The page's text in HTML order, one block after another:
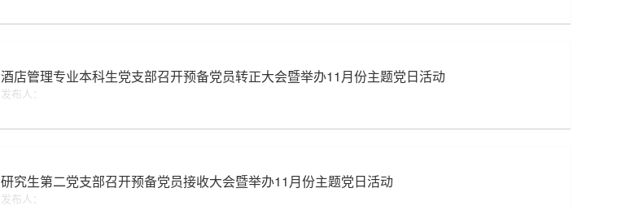
酒店管理专业本科生党支部召开预备党员转正大会暨举办11月份主题党日活动
发布人：
研究生第二党支部召开预备党员接收大会暨举办11月份主题党日活动
发布人：